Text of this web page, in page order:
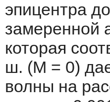
эпицент­ра
замеренной
которая
ш. (М = 0)
волны на